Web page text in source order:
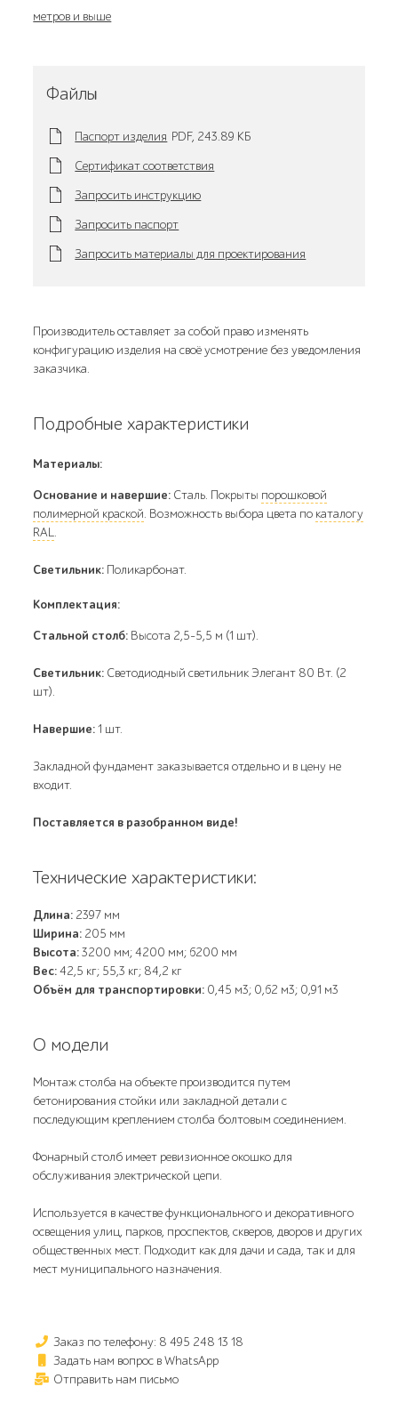
метров и выше
Файлы
Паспорт изделия PDF, 243.89 KБ
Сертификат соответствия
Запросить инструкцию
Запросить паспорт
Запросить материалы для проектирования
Производитель оставляет за собой право изменять
конфигурацию изделия на своё усмотрение без уведомления
заказчика.
Подробные характеристики
Материалы:
Основание и навершие: Сталь. Покрыты порошковой
полимерной краской. Возможность выбора цвета по каталогу
RAL.
Светильник: Поликарбонат.
Комплектация:
Стальной столб: Высота 2,5-5,5 м (1 шт).
Светильник: Светодиодный светильник Элегант 80 Вт. (2
шт).
Навершие:1 шт.
Закладной фундамент заказывается отдельно и в цену не
входит.
Поставляется в разобранном виде!
Технические характеристики:
Длина: 2397 мм
Ширина: 205 мм
Высота:3200 мм; 4200 мм; 6200 мм
Вес:42,5 кг; 55,3 кг; 84,2 кг
Объём для транспортировки: 0,45 м3; 0,62 м3; 0,91 м3
О модели
Монтаж столба на объекте производится путем
бетонирования стойки или закладной детали с
последующим креплением столба болтовым соединением.
Фонарный столб имеет ревизионное окошко для
обслуживания электрической цепи.
Используется в качестве функционального и декоративного
освещения улиц, парков, проспектов, скверов, дворов и других
общественных мест. Подходит как для дачи и сада, так и для
мест муниципального назначения.
Заказ по телефону: 8 495 248 13 18
Задать нам вопрос в WhatsApp
Отправить нам письмо